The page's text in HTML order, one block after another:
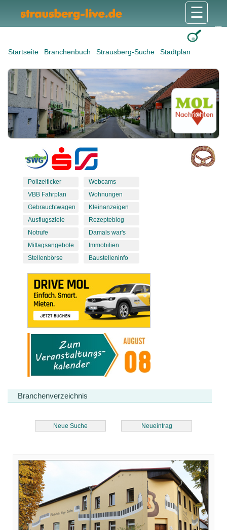
Startseite Branchenbuch Strausberg-Suche Stadtplan
☰
Polizeiticker
VBB Fahrplan
Gebrauchtwagen
Ausflugsziele
Notrufe
Mittagsangebote
Stellenbörse
Webcams
Wohnungen
Kleinanzeigen
Rezepteblog
Damals war's
Immobilien
Baustelleninfo
Branchenverzeichnis
Neue Suche Neueintrag